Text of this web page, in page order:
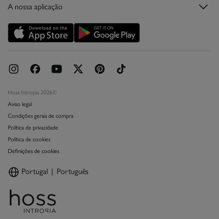
Cartão Presente Online
Promoções vigentes
Livro de Reclamações online
A nossa aplicação
Hoss Intropia 2026©
Aviso legal
Condições gerais de compra
Política de privacidade
Política de cookies
Definições de cookies
Portugal Português